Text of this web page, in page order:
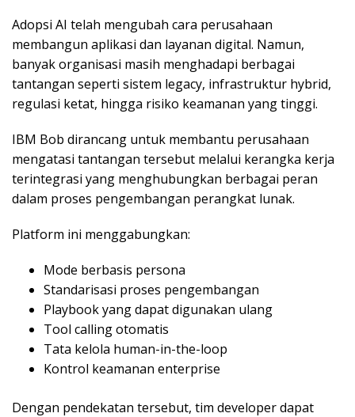
Adopsi AI telah mengubah cara perusahaan
membangun aplikasi dan layanan digital. Namun,
banyak organisasi masih menghadapi berbagai
tantangan seperti sistem legacy, infrastruktur hybrid,
regulasi ketat, hingga risiko keamanan yang tinggi.
IBM Bob dirancang untuk membantu perusahaan
mengatasi tantangan tersebut melalui kerangka kerja
terintegrasi yang menghubungkan berbagai peran
dalam proses pengembangan perangkat lunak.
Platform ini menggabungkan:
Mode berbasis persona
Standarisasi proses pengembangan
Playbook yang dapat digunakan ulang
Tool calling otomatis
Tata kelola human-in-the-loop
Kontrol keamanan enterprise
Dengan pendekatan tersebut, tim developer dapat